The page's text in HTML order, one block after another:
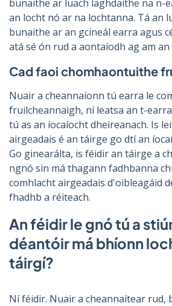
bunaithe ar luach laghdaithe na n-
an locht nó ar na lochtanna. Tá an
bunaithe ar an gcineál earra agus
atá sé ón rud a aontaíodh ag am an
Cad faoi chomhaontuithe
Nuair a cheannaíonn tú earra le
fruilcheannaigh, ní leatsa an t-
tú as an íocaíocht dheireanach. Is
airgeadais é an táirge go dtí an
Go ginearálta, is féidir an táirge a
ngnó sin má thagann fadhbanna
comhlacht airgeadais d'oibleagáid
fhadhb a réiteach.
An féidir le gnó tú a
déantóir má bhíonn
táirgí?
Ní féidir. Nuair a cheannaítear rud,